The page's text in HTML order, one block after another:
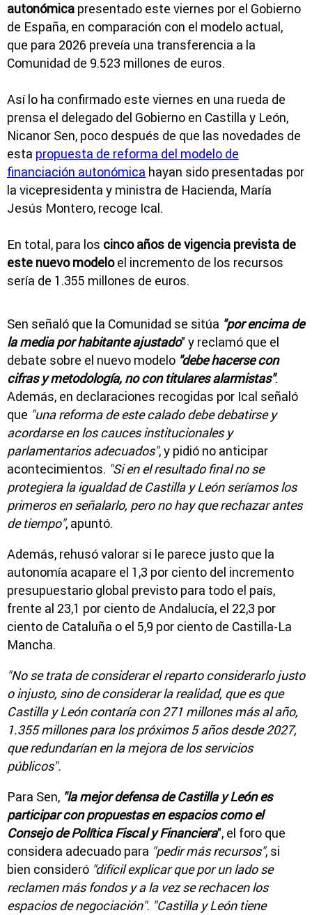
autonómica presentado este viernes por el Gobierno
de España, en comparación con el modelo actual,
que para 2026 preveía una transferencia a la
Comunidad de 9.523 millones de euros.
Así lo ha confirmado este viernes en una rueda de
prensa el delegado del Gobierno en Castilla y León,
Nicanor Sen, poco después de que las novedades de
esta propuesta de reforma del modelo de
financiación autonómica hayan sido presentadas por
la vicepresidenta y ministra de Hacienda, María
Jesús Montero, recoge Ical.
En total, para los cinco años de vigencia prevista de
este nuevo modeloel incremento de los recursos
sería de 1.355 millones de euros.
Sen señaló que la Comunidad se sitúa "por encima de
la media por habitante ajustado" y reclamó que el
debate sobre el nuevo modelo "debe hacerse con
cifras y metodología, no con titulares alarmistas".
Además, en declaraciones recogidas por Ical señaló
que "una reforma de este calado debe debatirse y
acordarse en los cauces institucionales y
parlamentarios adecuados", y pidió no anticipar
acontecimientos. "Si en el resultado final no se
protegiera la igualdad de Castilla y León seríamos los
primeros en señalarlo, pero no hay que rechazar antes
de tiempo", apuntó.
Además, rehusó valorar si le parece justo que la
autonomía acapare el 1,3 por ciento del incremento
presupuestario global previsto para todo el país,
frente al 23,1 por ciento de Andalucía, el 22,3 por
ciento de Cataluña o el 5,9 por ciento de Castilla-La
Mancha.
"No se trata de considerar el reparto considerarlo justo
o injusto, sino de considerar la realidad, que es que
Castilla y León contaría con 271 millones más al año,
1.355 millones para los próximos 5 años desde 2027,
que redundarían en la mejora de los servicios
públicos".
Para Sen, "la mejor defensa de Castilla y León es
participar con propuestas en espacios como el
Consejo de Política Fiscal y Financiera", el foro que
considera adecuado para "pedir más recursos", si
bien consideró "difícil explicar que por un lado se
reclamen más fondos y a la vez se rechacen los
espacios de negociación". "Castilla y León tiene